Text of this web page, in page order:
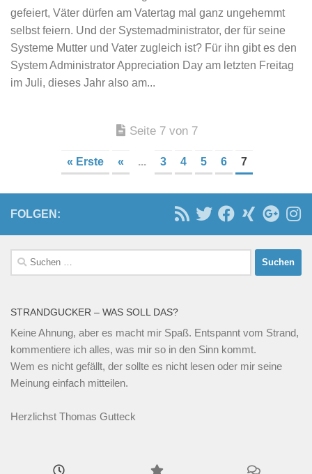
gefeiert, Väter dürfen am Vatertag mal ganz ungehemmt
selbst feiern. Und der Systemadministrator, der für seine
Systeme Mutter und Vater zugleich ist? Für ihn gibt es den
System Administrator Appreciation Day am letzten Freitag
im Juli, dieses Jahr also am...
Seite 7 von 7
« Erste « ... 3 4 5 6 7
FOLGEN:
Suchen
nach:
STRANDGUCKER – WAS SOLL DAS?
Keine Ahnung, aber es macht mir Spaß. Entspannt vom Strand,
kommentiere ich alles, was mir so in den Sinn kommt.
Wem es nicht gefällt, der sollte es nicht lesen oder mir seine
Meinung einfach mitteilen.
Herzlichst Thomas Gutteck